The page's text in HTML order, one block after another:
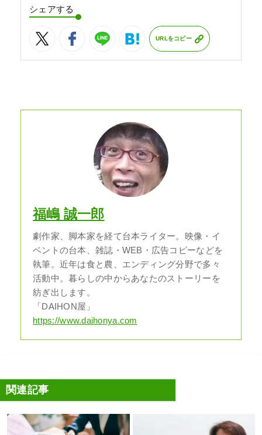
シェアする
URLをコピー
福嶋 誠一郎
劇作家、脚本家を経て台本ライター。映像・イ
ベントの台本、雑誌・WEB・広告コピーなどを
執筆。近年は食と農、エンディング分野で多々
活動中。暮らしの中からあなたのストーリーを
紡ぎ出します。
「DAIHON屋」
https://www.daihonya.com
関連記事